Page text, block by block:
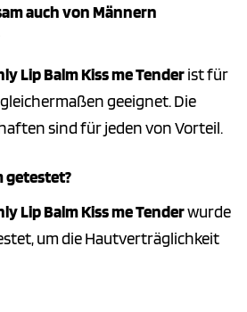
auch von Männern
Lip Balm Kiss me Tenderist für
geeignet. Die
sind für jeden von Vorteil.
getestet?
Lip Balm Kiss me Tenderwurde
um die Hautverträglichkeit